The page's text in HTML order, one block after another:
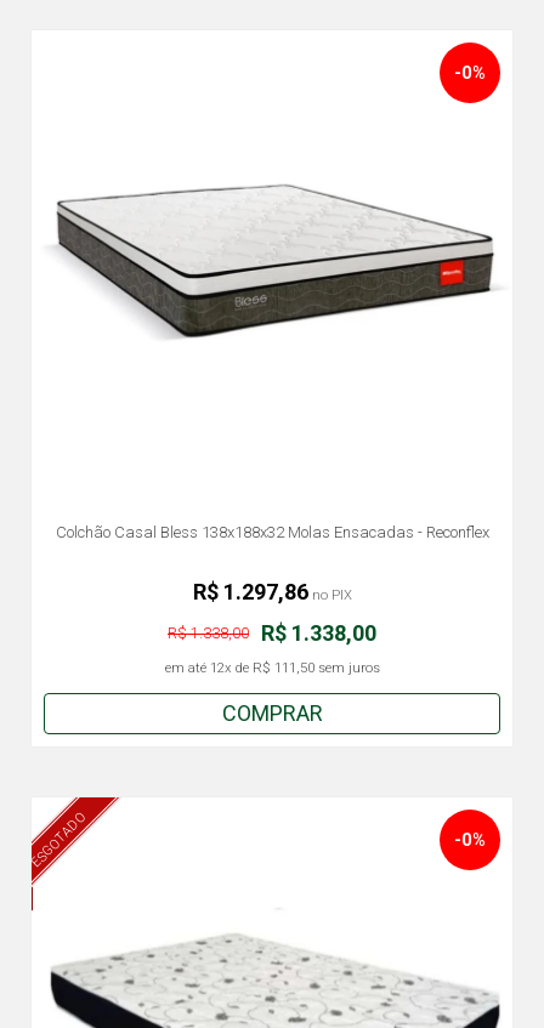
Colchão Casal Bless 138x188x32 Molas Ensacadas - Reconflex
-0%
R$ 1.338,00
R$ 1.338,00
em até 12x de R$ 111,50sem juros
R$ 1.297,86no PIX
COMPRAR
ESGOTADO -0%